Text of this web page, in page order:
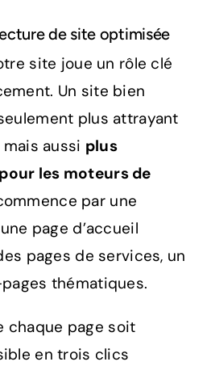
de site optimisée
site joue un rôle clé
Un site bien
plus attrayant
aussi plus
les moteurs de
par une
page d’accueil
pages de services, un
thématiques.
chaque page soit
en trois clics